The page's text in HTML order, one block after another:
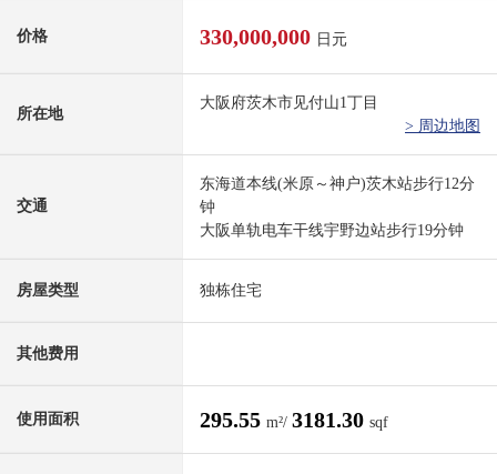
价格 330,000,000 日元
所在地
大阪府茨木市见付山1丁目
> 周边地图
交通
东海道本线(米原～神户)茨木站步行12分
钟
大阪单轨电车干线宇野边站步行19分钟
房屋类型 独栋住宅
其他费用
使用面积 295.55 m²/ 3181.30 sqf